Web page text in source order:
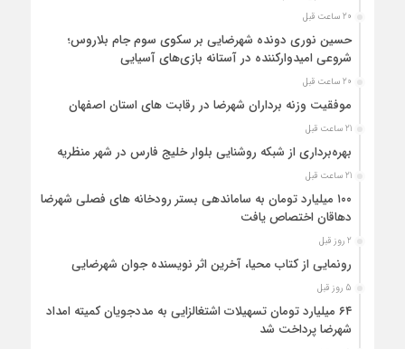
20 ساعت قبل
حسین نوری دونده شهرضایی بر سکوی سوم جام بلاروس؛
شروعی امیدوارکننده در آستانه بازی‌های آسیایی
20 ساعت قبل
موفقیت وزنه برداران شهرضا در رقابت های استان اصفهان
21 ساعت قبل
بهره‌برداری از شبکه روشنایی بلوار خلیج فارس در شهر منظریه
21 ساعت قبل
۱۰۰ میلیارد تومان به ساماندهی بستر رودخانه های فصلی شهرضا و
دهاقان اختصاص یافت
2 روز قبل
رونمایی از کتاب محیا، آخرین اثر نویسنده جوان شهرضایی
5 روز قبل
۶۴ میلیارد تومان تسهیلات اشتغالزایی به مددجویان کمیته امداد
شهرضا پرداخت شد